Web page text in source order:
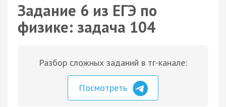
Задание 6 из ЕГЭ по
физике: задача 104
Разбор сложных заданий в тг-канале:
Посмотреть